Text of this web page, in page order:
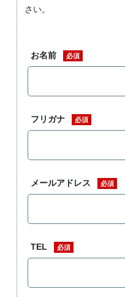
さい。
お名前 必須
フリガナ 必須
メールアドレス 必須
TEL 必須